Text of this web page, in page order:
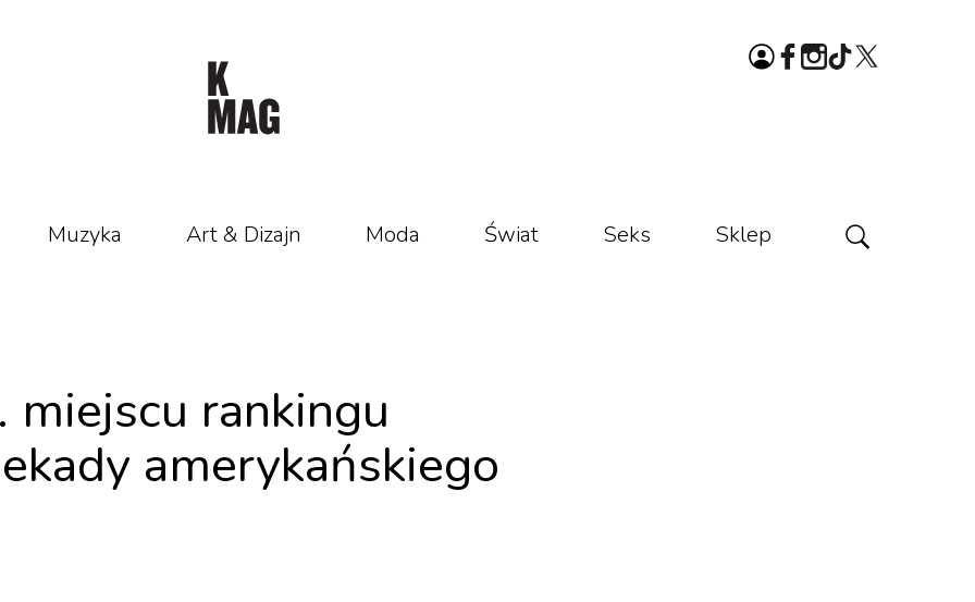
Muzyka Art & Dizajn Moda Świat Seks Sklep
rankingu
amerykańskiego